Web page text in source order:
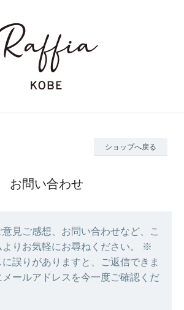
ショップへ戻る
お問い合わせ
見ご感想、お問い合わせなど、こ
よりお気軽にお尋ねください。 ※
に誤りがありますと、ご返信できま
ールアドレスを今一度ご確認くだ